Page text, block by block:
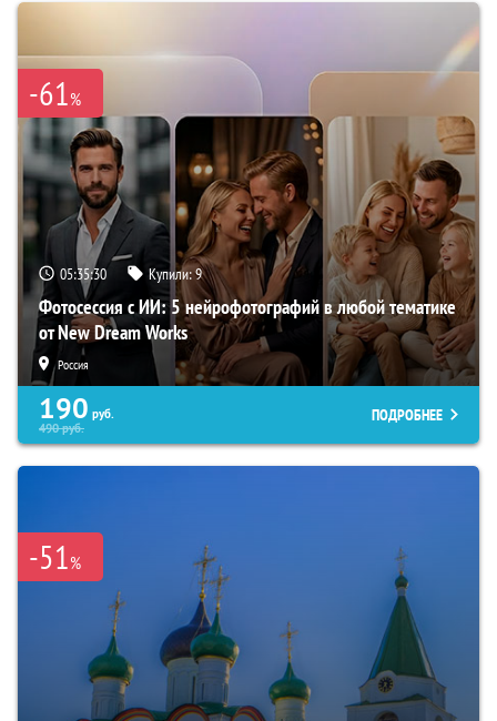
-61%
05:35:29 Купили:9
Фотосессия с ИИ: 5 нейрофотографий в любой тематике
от New Dream Works
Россия
190 руб.
490руб.
ПОДРОБНЕЕ
-51%